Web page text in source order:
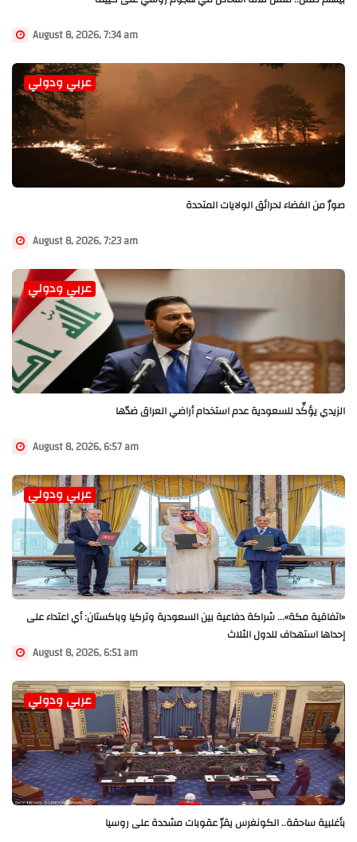
August 8, 2026, 7:34 am
عربي ودولي
صورٌ من الفضاء لحرائق الولايات المتحدة
August 8, 2026, 7:23 am
عربي ودولي
الزيدي يؤكِّد للسعودية عدم استخدام أراضي العراق ضدّها
August 8, 2026, 6:57 am
عربي ودولي
«اتفاقية مكة»... شراكة دفاعية بين السعودية وتركيا وباكستان: أي اعتداء على
إحداها استهداف للدول الثلاث
August 8, 2026, 6:51 am
عربي ودولي
بأغلبية ساحقة.. الكونغرس يقرّ عقوبات مشددة على روسيا